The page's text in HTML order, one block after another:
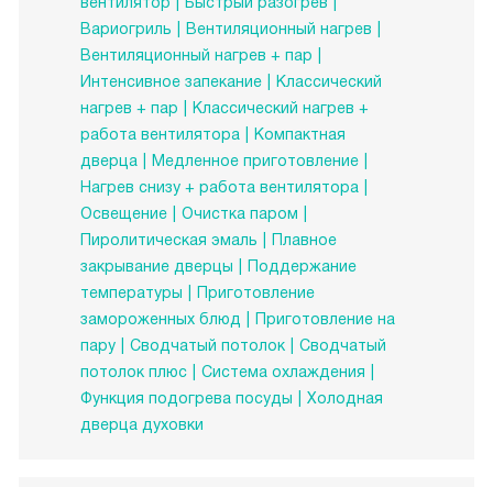
Вариогриль
Вентиляционный нагрев
Вентиляционный нагрев + пар
Интенсивное запекание
Классический
нагрев + пар
Классический нагрев +
работа вентилятора
Компактная
дверца
Медленное приготовление
Нагрев снизу + работа вентилятора
Освещение
Очистка паром
Пиролитическая эмаль
Плавное
закрывание дверцы
Поддержание
температуры
Приготовление
замороженных блюд
Приготовление на
пару
Сводчатый потолок
Сводчатый
потолок плюс
Система охлаждения
Функция подогрева посуды
Холодная
дверца духовки